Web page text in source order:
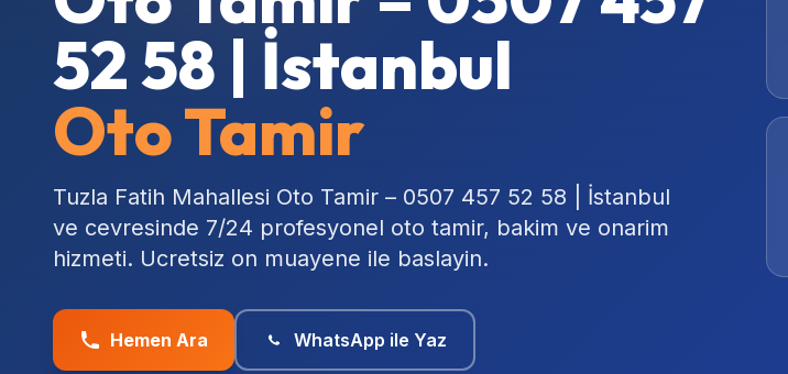
52 58 | İstanbul
Oto Tamir
Tuzla Fatih Mahallesi Oto Tamir – 0507 457 52 58 | İstanbul
ve cevresinde 7/24 profesyonel oto tamir, bakim ve onarim
hizmeti. Ucretsiz on muayene ile baslayin.
Hemen Ara WhatsApp ile Yaz